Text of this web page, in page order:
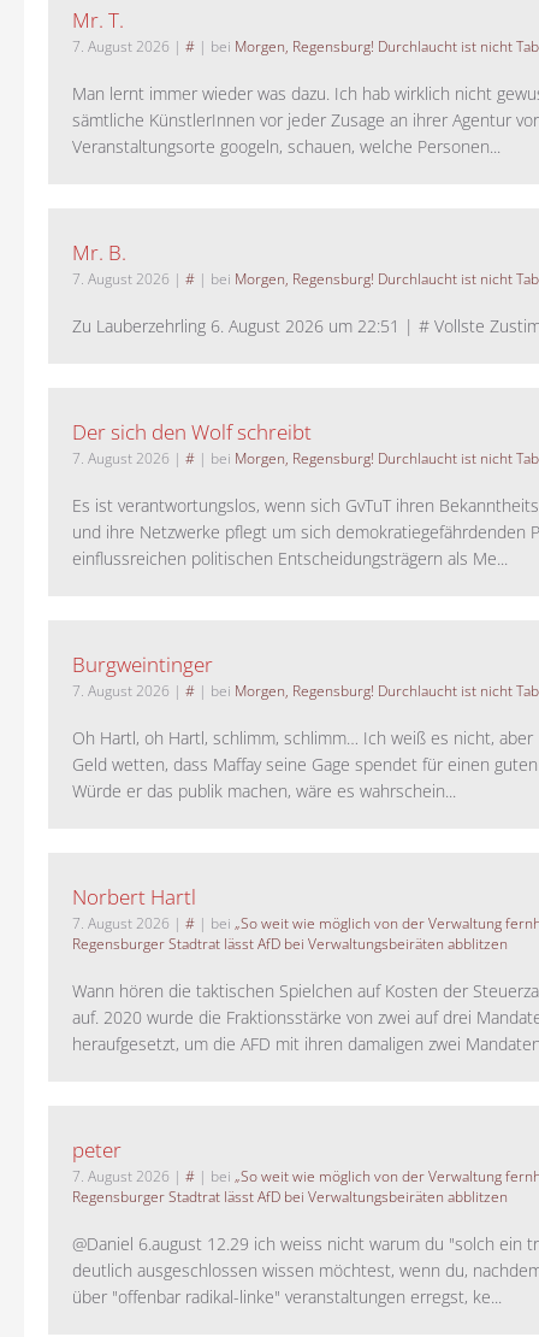
Mr. T.
7. August 2026 | # | bei Morgen, Regensburg! Durchlaucht ist nicht
Man lernt immer wieder was dazu. Ich hab wirklich nicht
sämtliche KünstlerInnen vor jeder Zusage an ihrer Agentur
Veranstaltungsorte googeln, schauen, welche Personen...
Mr. B.
7. August 2026 | # | bei Morgen, Regensburg! Durchlaucht ist nicht
Zu Lauberzehrling 6. August 2026 um 22:51 | # Vollste
Der sich den Wolf schreibt
7. August 2026 | # | bei Morgen, Regensburg! Durchlaucht ist nicht
Es ist verantwortungslos, wenn sich GvTuT ihren
und ihre Netzwerke pflegt um sich demokratiegefährdenden
einflussreichen politischen Entscheidungsträgern als Me...
Burgweintinger
7. August 2026 | # | bei Morgen, Regensburg! Durchlaucht ist nicht
Oh Hartl, oh Hartl, schlimm, schlimm… Ich weiß es nicht, aber
Geld wetten, dass Maffay seine Gage spendet für einen
Würde er das publik machen, wäre es wahrschein...
Norbert Hartl
7. August 2026 | # | bei „So weit wie möglich von der Verwaltung
Regensburger Stadtrat lässt AfD bei Verwaltungsbeiräten abblitzen
Wann hören die taktischen Spielchen auf Kosten der
auf. 2020 wurde die Fraktionsstärke von zwei auf drei
heraufgesetzt, um die AFD mit ihren damaligen zwei
peter
7. August 2026 | # | bei „So weit wie möglich von der Verwaltung
Regensburger Stadtrat lässt AfD bei Verwaltungsbeiräten abblitzen
@Daniel 6.august 12.29 ich weiss nicht warum du "solch ein
deutlich ausgeschlossen wissen möchtest, wenn du,
über "offenbar radikal-linke" veranstaltungen erregst, ke...